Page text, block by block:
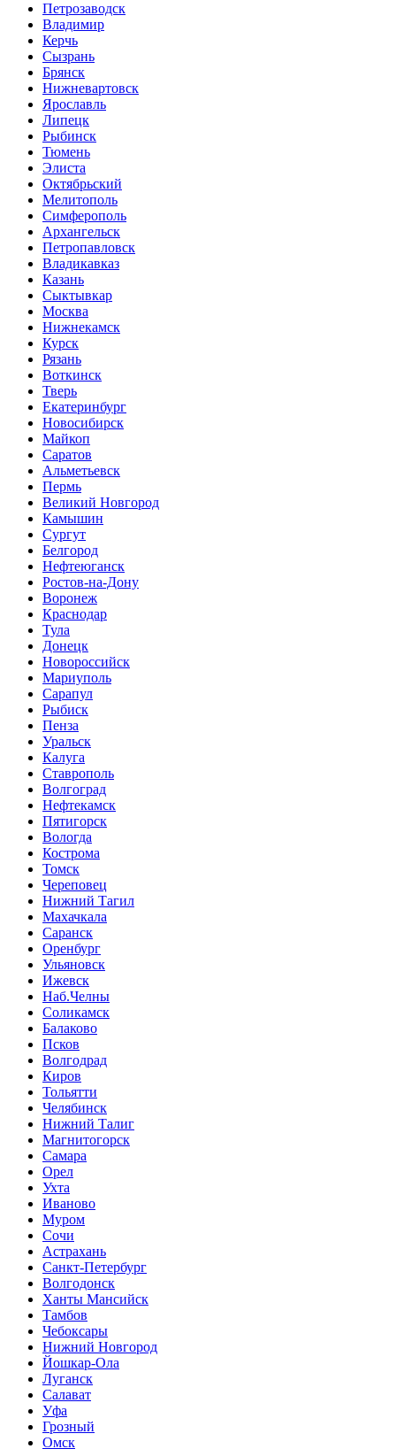
Петрозаводск
Владимир
Керчь
Сызрань
Брянск
Нижневартовск
Ярославль
Липецк
Рыбинск
Тюмень
Элиста
Октябрьский
Мелитополь
Симферополь
Архангельск
Петропавловск
Владикавказ
Казань
Сыктывкар
Москва
Нижнекамск
Курск
Рязань
Воткинск
Тверь
Екатеринбург
Новосибирск
Майкоп
Саратов
Альметьевск
Пермь
Великий Новгород
Камышин
Сургут
Белгород
Нефтеюганск
Ростов-на-Дону
Воронеж
Краснодар
Тула
Донецк
Новороссийск
Мариуполь
Сарапул
Рыбиск
Пенза
Уральск
Калуга
Ставрополь
Волгоград
Нефтекамск
Пятигорск
Вологда
Кострома
Томск
Череповец
Нижний Тагил
Махачкала
Саранск
Оренбург
Ульяновск
Ижевск
Наб.Челны
Соликамск
Балаково
Псков
Волгодрад
Киров
Тольятти
Челябинск
Нижний Талиг
Магнитогорск
Самара
Орел
Ухта
Иваново
Муром
Сочи
Астрахань
Санкт-Петербург
Волгодонск
Ханты Мансийск
Тамбов
Чебоксары
Нижний Новгород
Йошкар-Ола
Луганск
Салават
Уфа
Грозный
Омск